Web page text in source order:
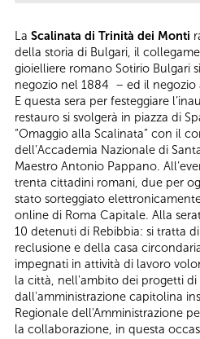
La Scalinata di Trinità dei Monti
della storia di Bulgari, il
gioielliere romano Sotirio Bulgari
negozio nel 1884 – ed il
E questa sera per festeggiare
restauro si svolgerà in piazza di
“Omaggio alla Scalinata” con il
dell’Accademia Nazionale di
Maestro Antonio Pappano.
trenta cittadini romani, due per
stato sorteggiato
online di Roma Capitale. Alla
10 detenuti di Rebibbia: si tratta
reclusione e della casa
impegnati in attività di lavoro
la città, nell'ambito dei progetti di
dall'amministrazione capitolina
Regionale dell'Amministrazione
la collaborazione, in questa